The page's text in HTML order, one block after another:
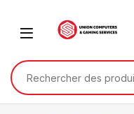
Rechercher :